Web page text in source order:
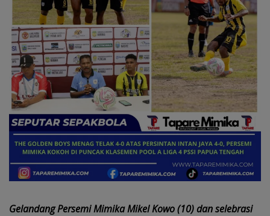
Gelandang Persemi Mimika Mikel Kowo (10) dan selebrasi